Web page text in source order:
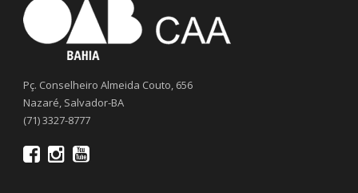
Pç. Conselheiro Almeida Couto, 656
Nazaré, Salvador-BA
(71) 3327-8777